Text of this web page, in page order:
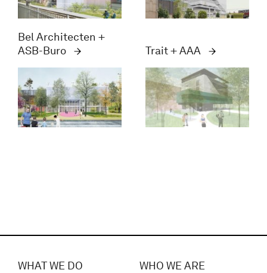
Bel Architecten +
ASB-Buro
Trait + AAA
WHAT WE DO
WHO WE ARE